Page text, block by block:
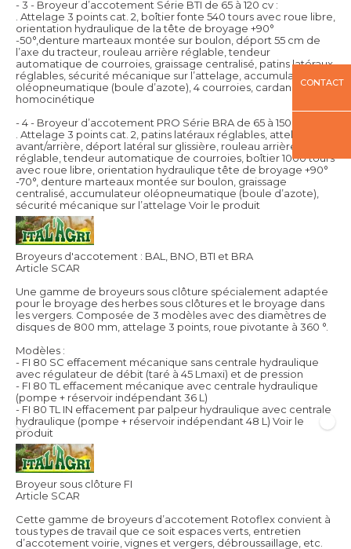
- 3 - Broyeur d’accotement Série BTI de 65 à 120 cv :
. Attelage 3 points cat. 2, boîtier fonte 540 tours avec roue libre,
orientation hydraulique de la tête de broyage +90°
-50°,denture marteaux montée sur boulon, déport 55 cm de
l’axe du tracteur, rouleau arrière réglable, tendeur
automatique de courroies, graissage centralisé, patins latéraux
réglables, sécurité mécanique sur l’attelage, accumulateur
oléopneumatique (boule d’azote), 4 courroies, cardan simple
homocinétique
- 4 - Broyeur d’accotement PRO Série BRA de 65 à 150 cv :
. Attelage 3 points cat. 2, patins latéraux réglables, attelage
avant/arrière, déport latéral sur glissière, rouleau arrière
réglable, tendeur automatique de courroies, boîtier 1000 tours
avec roue libre, orientation hydraulique tête de broyage +90°
-70°, denture marteaux montée sur boulon, graissage
centralisé, accumulateur oléopneumatique (boule d’azote),
sécurité mécanique sur l’attelage Voir le produit
Broyeurs d'accotement : BAL, BNO, BTI et BRA
Article SCAR
Une gamme de broyeurs sous clôture spécialement adaptée
pour le broyage des herbes sous clôtures et le broyage dans
les vergers. Composée de 3 modèles avec des diamètres de
disques de 800 mm, attelage 3 points, roue pivotante à 360 °.
Modèles :
- FI 80 SC effacement mécanique sans centrale hydraulique
avec régulateur de débit (taré à 45 Lmaxi) et de pression
- FI 80 TL effacement mécanique avec centrale hydraulique
(pompe + réservoir indépendant 36 L)
- FI 80 TL IN effacement par palpeur hydraulique avec centrale
hydraulique (pompe + réservoir indépendant 48 L) Voir le
produit
Broyeur sous clôture FI
Article SCAR
Cette gamme de broyeurs d’accotement Rotoflex convient à
tous types de travail que ce soit espaces verts, entretien
d’accotement voirie, vignes et vergers, débroussaillage, etc.
CONTACT